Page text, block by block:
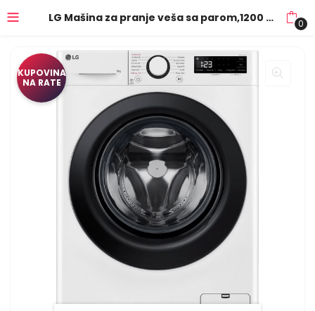
LG Mašina za pranje veša sa parom,1200 obrtaja,9kg,Slim,A – F2WR509SBW 0
KUPOVINA
NA RATE